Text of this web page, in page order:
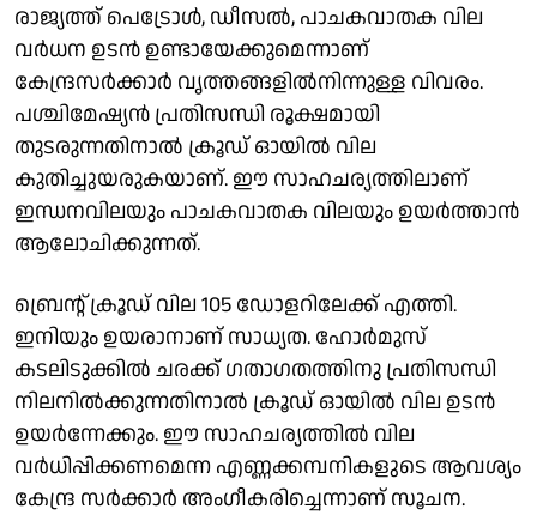
രാജ്യത്ത് പെട്രോൾ, ഡീസൽ, പാചകവാതക വില
വർധന ഉടൻ ഉണ്ടായേക്കുമെന്നാണ്
കേന്ദ്രസർക്കാർ വൃത്തങ്ങളിൽനിന്നുള്ള വിവരം.
പശ്ചിമേഷ്യൻ പ്രതിസന്ധി രൂക്ഷമായി
തുടരുന്നതിനാൽ ക്രൂഡ് ഓയിൽ വില
കുതിച്ചുയരുകയാണ്. ഈ സാഹചര്യത്തിലാണ്
ഇന്ധനവിലയും പാചകവാതക വിലയും ഉയർത്താൻ
ആലോചിക്കുന്നത്.
ബ്രെന്റ് ക്രൂഡ് വില 105 ഡോളറിലേക്ക് എത്തി.
ഇനിയും ഉയരാനാണ് സാധ്യത. ഹോർമുസ്
കടലിടുക്കിൽ ചരക്ക് ഗതാഗതത്തിനു പ്രതിസന്ധി
നിലനിൽക്കുന്നതിനാൽ ക്രൂഡ് ഓയിൽ വില ഉടൻ
ഉയർന്നേക്കും. ഈ സാഹചര്യത്തിൽ വില
വർധിപ്പിക്കണമെന്ന എണ്ണക്കമ്പനികളുടെ ആവശ്യം
കേന്ദ്ര സർക്കാർ അംഗീകരിച്ചെന്നാണ് സൂചന.